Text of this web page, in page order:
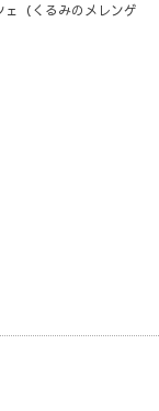
（くるみのメレンゲ